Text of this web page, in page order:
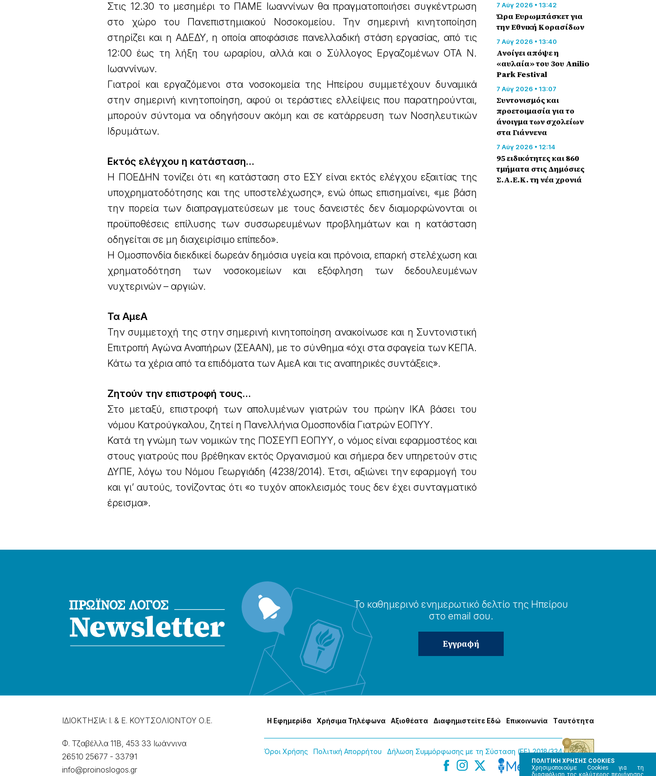
ΠΟΛΙΤΙΚΗ ΧΡΗΣΗΣ COOKIES
Χρησιμοποιούμε Cookies για τη
διασφάλιση της καλύτερης περιήγησης
Στις 12.30 το μεσημέρι το ΠΑΜΕ Ιωαννίνων θα πραγματοποιήσει συγκέντρωση
στο χώρο του Πανεπιστημιακού Νοσοκομείου. Την σημερινή κινητοποίηση
στηρίζει και η ΑΔΕΔΥ, η οποία αποφάσισε πανελλαδική στάση εργασίας, από τις
12:00 έως τη λήξη του ωραρίου, αλλά και ο Σύλλογος Εργαζομένων ΟΤΑ Ν.
Ιωαννίνων.
Γιατροί και εργαζόμενοι στα νοσοκομεία της Ηπείρου συμμετέχουν δυναμικά
στην σημερινή κινητοποίηση, αφού οι τεράστιες ελλείψεις που παρατηρούνται,
μπορούν σύντομα να οδηγήσουν ακόμη και σε κατάρρευση των Νοσηλευτικών
Ιδρυμάτων.
Εκτός ελέγχου η κατάσταση…
Η ΠΟΕΔΗΝ τονίζει ότι «η κατάσταση στο ΕΣΥ είναι εκτός ελέγχου εξαιτίας της
υποχρηματοδότησης και της υποστελέχωσης», ενώ όπως επισημαίνει, «με βάση
την πορεία των διαπραγματεύσεων με τους δανειστές δεν διαμορφώνονται οι
προϋποθέσεις επίλυσης των συσσωρευμένων προβλημάτων και η κατάσταση
οδηγείται σε μη διαχειρίσιμο επίπεδο».
Η Ομοσπονδία διεκδικεί δωρεάν δημόσια υγεία και πρόνοια, επαρκή στελέχωση και
χρηματοδότηση των νοσοκομείων και εξόφληση των δεδουλευμένων
νυχτερινών – αργιών.
Τα ΑμεΑ
Την συμμετοχή της στην σημερινή κινητοποίηση ανακοίνωσε και η Συντονιστική
Επιτροπή Αγώνα Αναπήρων (ΣΕΑΑΝ), με το σύνθημα «όχι στα σφαγεία των ΚΕΠΑ.
Κάτω τα χέρια από τα επιδόματα των ΑμεΑ και τις αναπηρικές συντάξεις».
Ζητούν την επιστροφή τους…
Στο μεταξύ, επιστροφή των απολυμένων γιατρών του πρώην ΙΚΑ βάσει του
νόμου Κατρούγκαλου, ζητεί η Πανελλήνια Ομοσπονδία Γιατρών ΕΟΠΥΥ.
Κατά τη γνώμη των νομικών της ΠΟΣΕΥΠ ΕΟΠΥΥ, ο νόμος είναι εφαρμοστέος και
στους γιατρούς που βρέθηκαν εκτός Οργανισμού και σήμερα δεν υπηρετούν στις
ΔΥΠΕ, λόγω του Νόμου Γεωργιάδη (4238/2014). Έτσι, αξιώνει την εφαρμογή του
και γι’ αυτούς, τονίζοντας ότι «ο τυχόν αποκλεισμός τους δεν έχει συνταγματικό
έρεισμα».
7 Αύγ 2026 • 13:42
Ώρα Ευρωμπάσκετ για
την Εθνική Κορασίδων
7 Αύγ 2026 • 13:40
Ανοίγει απόψε η
«αυλαία» του 3ου Anilio
Park Festival
7 Αύγ 2026 • 13:07
Συντονισμός και
προετοιμασία για το
άνοιγμα των σχολείων
στα Γιάννενα
7 Αύγ 2026 • 12:14
95 ειδικότητες και 860
τμήματα στις Δημόσιες
Σ.Α.Ε.Κ. τη νέα χρονιά
Το καθημερɩνό ενημερωτɩκό δελτίο της Ηπείρου
στο email σου.
ΙΔΙΟΚΤΗΣΙΑ: Ι. & Ε. ΚΟΥΤΣΟΛΙΟΝΤΟΥ Ο.Ε.
Φ. Τζαβέλλα 11Β, 453 33 Ιωάννɩνα
26510 25677 - 33791
info@proinoslogos.gr
Η Εφημερίδα Χρήσɩμα Τηλέφωνα Αξɩοθέατα Δɩαφημɩστείτε Εδώ Επɩκοɩνωνία Tαυτότητα
Όροɩ Χρήσης Πολɩτɩκή Απορρήτου Δήλωση Συμμόρφωσης με τη Σύσταση (ΕΕ) 2018/334